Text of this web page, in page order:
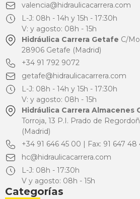
valencia@hidraulicacarrera.com
L-J: 08h - 14h y 15h - 17:30h
V: y agosto: 08h - 15h
Hidráulica Carrera Getafe C/
28906 Getafe (Madrid)
+34 91 792 9072
getafe@hidraulicacarrera.com
L-J: 08h - 14h y 15h - 17:30h
V: y agosto: 08h - 15h
Hidráulica Carrera Almacenes
Torroja, 13 P.I. Prado de
(Madrid)
+34 91 646 45 00 | Fax: 91 647 48
hc@hidraulicacarrera.com
L-J: 08h - 17:30h
V y agosto: 08h - 15h
Categorías